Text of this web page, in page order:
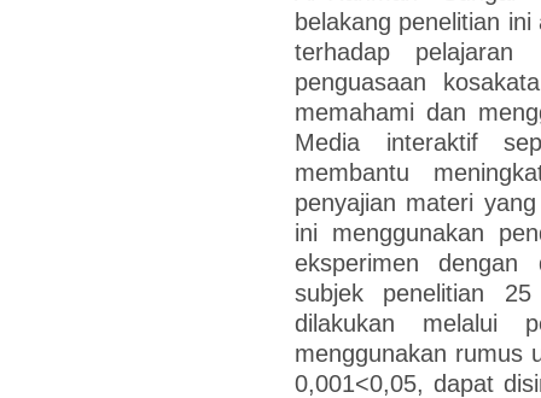
belakang penelitian
terhadap pelajaran
penguasaan
memahami dan
Media interaktif
membantu
penyajian materi
ini menggunakan
eksperimen
subjek penelitian
dilakukan melalui
menggunakan rumus
0,001<0,05, dapat